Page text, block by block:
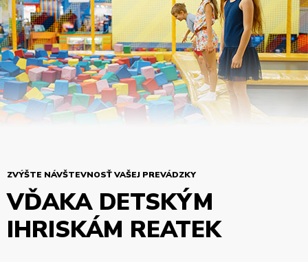
ZVÝŠTE NÁVŠTEVNOSŤ VAŠEJ PREVÁDZKY
VĎAKA DETSKÝM
IHRISKÁM REATEK